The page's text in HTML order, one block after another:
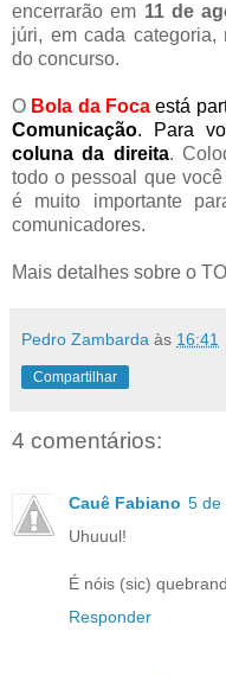
encerrarão em 11 de
júri, em cada categoria,
do concurso.
O Bola da Foca está
Comunicação. Para
coluna da direita.
todo o pessoal que
é muito importante
comunicadores.
Mais detalhes sobre o
Pedro Zambarda às 16:41
Compartilhar
4 comentários:
Cauê Fabiano 5 de
Uhuuul!
É nóis (sic)
Responder